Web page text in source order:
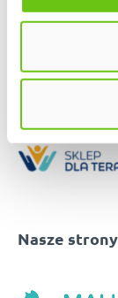
Twój wybór
Nasze strony